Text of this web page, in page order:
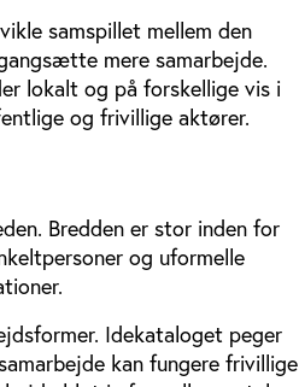
samspillet mellem den
mere samarbejde.
lokalt og på forskellige vis i
og frivillige aktører.
Bredden er stor inden for
og uformelle
Idekataloget peger
kan fungere frivillige